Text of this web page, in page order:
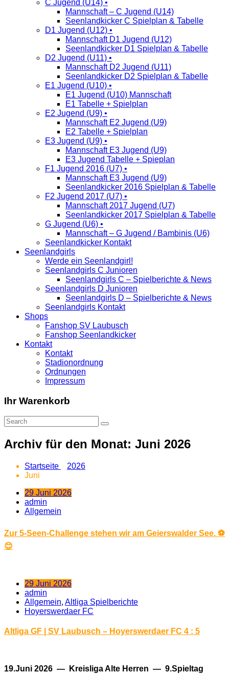
C Jugend (U14) •
Mannschaft – C Jugend (U14)
Seenlandkicker C Spielplan & Tabelle
D1 Jugend (U12) •
Mannschaft D1 Jugend (U12)
Seenlandkicker D1 Spielplan & Tabelle
D2 Jugend (U11) •
Mannschaft D2 Jugend (U11)
Seenlandkicker D2 Spielplan & Tabelle
E1 Jugend (U10) •
E1 Jugend (U10) Mannschaft
E1 Tabelle + Spielplan
E2 Jugend (U9) •
Mannschaft E2 Jugend (U9)
E2 Tabelle + Spielplan
E3 Jugend (U9) •
Mannschaft E3 Jugend (U9)
E3 Jugend Tabelle + Spieplan
F1 Jugend 2016 (U7) •
Mannschaft E3 Jugend (U9)
Seenlandkicker 2016 Spielplan & Tabelle
F2 Jugend 2017 (U7) •
Mannschaft 2017 Jugend (U7)
Seenlandkicker 2017 Spielplan & Tabelle
G Jugend (U6) •
Mannschaft – G Jugend / Bambinis (U6)
Seenlandkicker Kontakt
Seenlandgirls
Werde ein Seenlandgirl!
Seenlandgirls C Junioren
Seenlandgirls C – Spielberichte & News
Seenlandgirls D Junioren
Seenlandgirls D – Spielberichte & News
Seenlandgirls Kontakt
Shops
Fanshop SV Laubusch
Fanshop Seenlandkicker
Kontakt
Kontakt
Stadionordnung
Ordnungen
Impressum
Ihr Warenkorb
Archiv für den Monat: Juni 2026
Startseite
2026
Juni
29 Juni 2026
admin
Allgemein
Zur 5-Seen-Challenge stehen wir am Geierswalder See. ⚽
😊
29 Juni 2026
admin
Allgemein, Altliga Spielberichte
Hoyerswerdaer FC
Altliga GF | SV Laubusch – Hoyerswerdaer FC 4 : 5
19.Juni 2026 — Kreisliga Alte Herren — 9.Spieltag